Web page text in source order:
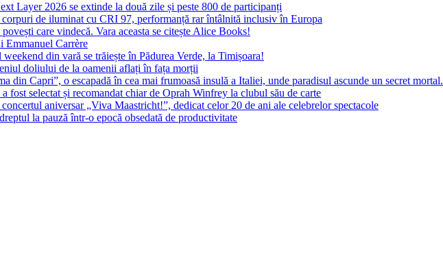
Layer 2026 se extinde la două zile și peste 800 de participanți
de iluminat cu CRI 97, performanță rar întâlnită inclusiv în Europa
care vindecă. Vara aceasta se citește Alice Books!
Emmanuel Carrère
din vară se trăiește în Pădurea Verde, la Timișoara!
doliului de la oamenii aflați în fața morții
din Capri”, o escapadă în cea mai frumoasă insulă a Italiei, unde paradisul ascunde un secret mortal.
fost selectat și recomandat chiar de Oprah Winfrey la clubul său de carte
aniversar „Viva Maastricht!”, dedicat celor 20 de ani ale celebrelor spectacole
la pauză într-o epocă obsedată de productivitate